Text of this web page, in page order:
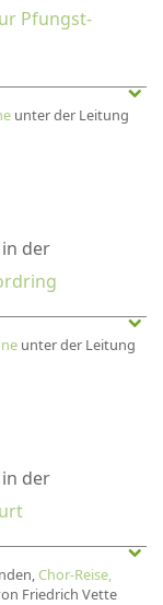
Pfungst-
unter der Leitung
in der
unter der Leitung
in der
Chor-Reise,
Friedrich Vette